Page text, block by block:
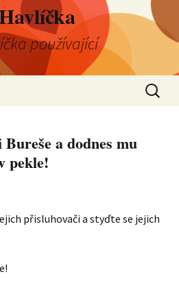
používající
a dodnes mu
pekle!
přisluhovači a styďte se jejich